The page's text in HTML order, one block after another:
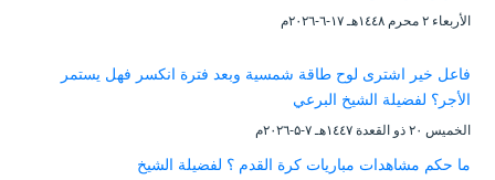
الأربعاء ۲ محرم ۱٤٤۸هـ ۱۷-٦-۲۰۲٦م
فاعل خير اشترى لوح طاقة شمسية وبعد فترة انكسر فهل يستمر
الأجر؟ لفضيلة الشيخ البرعي
الخميس ۲۰ ذو القعدة ۱٤٤۷هـ ۷-۵-۲۰۲٦م
ما حكم مشاهدات مباريات كرة القدم ؟ لفضيلة الشيخ